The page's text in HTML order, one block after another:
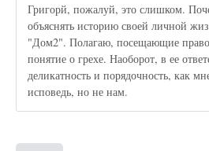
Григорй, пожалуй, это слишком.
объяснять историю своей личной
"Дом2". Полагаю, посещающие
понятие о грехе. Наоборот, в ее
деликатность и порядочность, как
исповедь, но не нам.